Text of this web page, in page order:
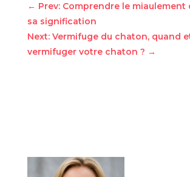
← Prev: Comprendre le miaulement
sa signification
Next: Vermifuge du chaton, quand
vermifuger votre chaton ? →